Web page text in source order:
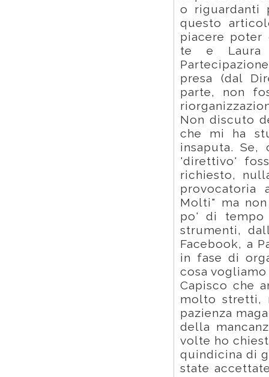
o riguardanti
questo
piacere poter
te e Laura
presa (dal
parte, non
Non discuto
che mi ha
insaputa.
'direttivo'
richiesto,
provocatoria
Molti" ma
po' di tempo
strumenti,
Facebook, a
in fase di
cosa
Capisco che
molto stretti,
pazienza
della
volte ho
quindicina di
state